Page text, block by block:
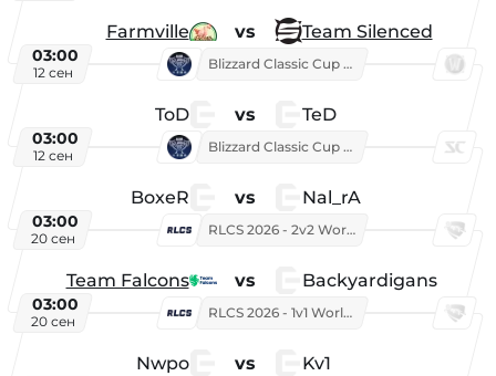
Farmville vs Team Silenced
03:00
12 сен
Blizzard Classic Cup 2026
ToD vs TeD
03:00
12 сен
Blizzard Classic Cup 2026
BoxeR vs Nal_rA
03:00
20 сен
RLCS 2026 - 2v2 World Championship
Team Falcons vs Backyardigans
03:00
20 сен
RLCS 2026 - 1v1 World Championship
Nwpo vs Kv1